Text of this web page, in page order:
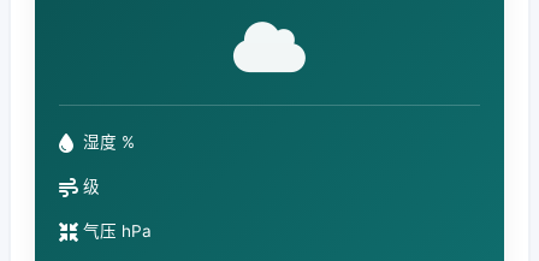
湿度 %
级
气压 hPa